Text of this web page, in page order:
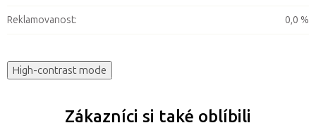
Reklamovanost: 0,0 %
High-contrast mode
Zákazníci si také oblíbili